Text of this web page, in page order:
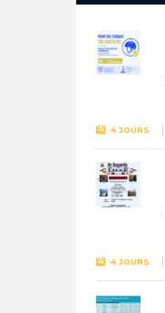
4 JOURS
4 JOURS